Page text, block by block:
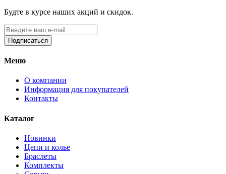
Будте в курсе наших акций и скидок.
Подписаться
Меню
О компании
Информация для покупателей
Контакты
Каталог
Новинки
Цепи и колье
Браслеты
Комплекты